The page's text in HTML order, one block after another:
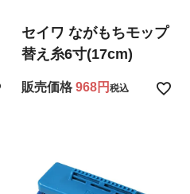
セイワ ながもちモップ
替え糸6寸(17cm)
販売価格 968 税込